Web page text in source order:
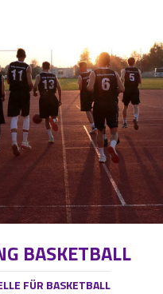
BASKETBALL
FÜR BASKETBALL